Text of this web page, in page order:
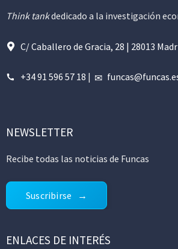
Think tankdedicado a la investigación
C/ Caballero de Gracia, 28 | 28013
+34 91 596 57 18 |
NEWSLETTER
Recibe todas las noticias de Funcas
Suscribirse
ENLACES DE INTERÉS